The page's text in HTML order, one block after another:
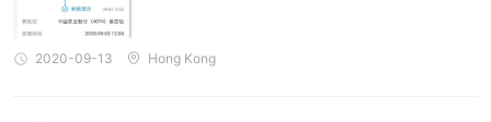
2020-09-13 Hong Kong